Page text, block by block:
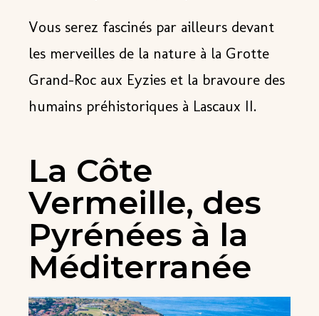
Vous serez fascinés par ailleurs devant
les merveilles de la nature à la Grotte
Grand-Roc aux Eyzies et la bravoure des
humains préhistoriques à Lascaux II.
La Côte
Vermeille, des
Pyrénées à la
Méditerranée